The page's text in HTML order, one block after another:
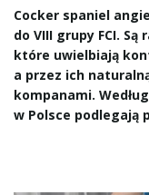
Cocker spaniel
do VIII grupy FCI.
które uwielbiają
a przez ich
kompanami.
w Polsce podlegają